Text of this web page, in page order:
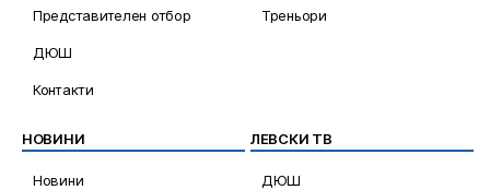
Представителен отбор
ДЮШ
Контакти
Треньори
НОВИНИ
Новини
ЛЕВСКИ ТВ
ДЮШ